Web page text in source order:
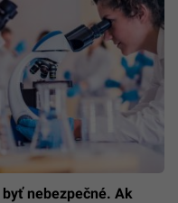
nebezpečné. Ak